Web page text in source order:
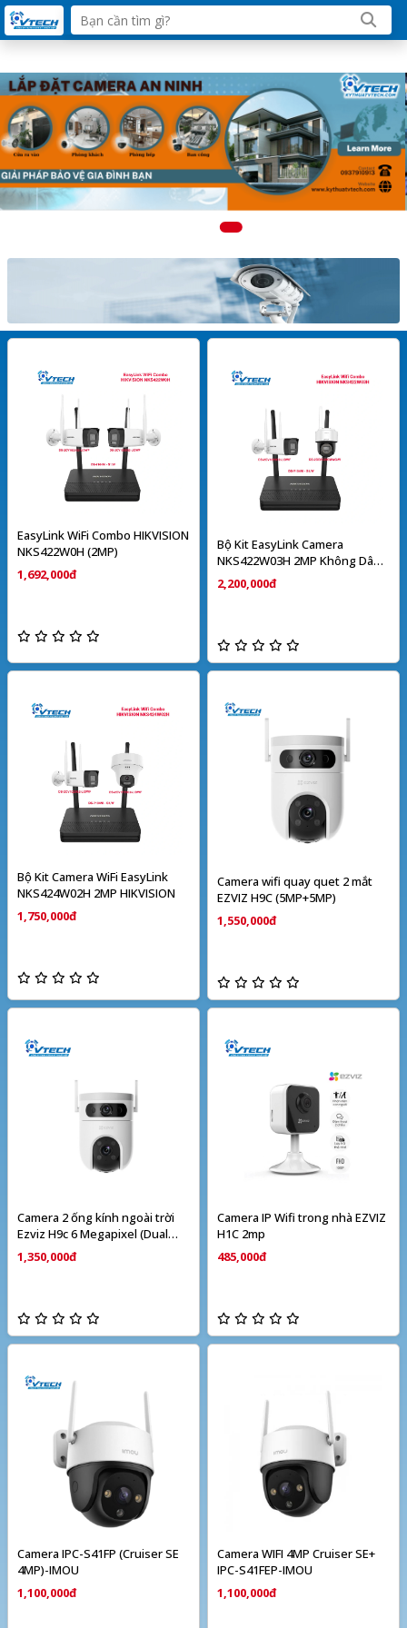
EasyLink WiFi Combo HIKVISION
NKS422W0H (2MP)
1,692,000đ
Bộ Kit EasyLink Camera
NKS422W03H 2MP Không Dây
HIKVISION
2,200,000đ
Bộ Kit Camera WiFi EasyLink
NKS424W02H 2MP HIKVISION
1,750,000đ
Camera wifi quay quet 2 mắt
EZVIZ H9C (5MP+5MP)
1,550,000đ
Camera 2 ống kính ngoài trời
Ezviz H9c 6 Megapixel (Dual
camera)
1,350,000đ
Camera IP Wifi trong nhà EZVIZ
H1C 2mp
485,000đ
Camera IPC-S41FP (Cruiser SE
4MP)-IMOU
1,100,000đ
Camera WIFI 4MP Cruiser SE+
IPC-S41FEP-IMOU
1,100,000đ